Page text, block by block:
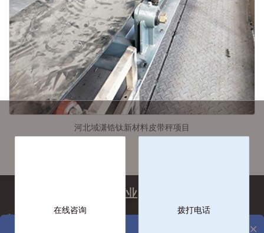
在线咨询 拨打电话
河北域潇锆钛新材料皮带秤项目
工业计量行业服务解决商
客服热线：0512-65827267
×